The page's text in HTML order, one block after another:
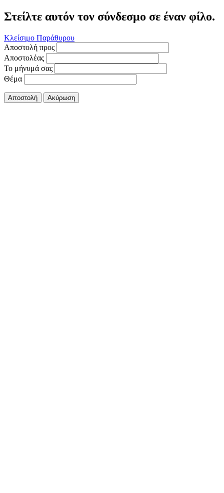
Στείλτε αυτόν τον σύνδεσμο σε έναν φίλο.
Κλείσιμο Παράθυρου
Αποστολή προς
Αποστολέας
Το μήνυμά σας
Θέμα
Αποστολή Ακύρωση